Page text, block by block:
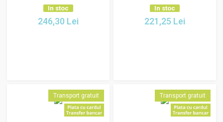
In stoc
246,30 Lei
In stoc
221,25 Lei
Transport gratuit Transport gratuit